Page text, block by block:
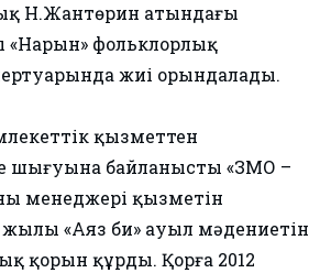
Н.Жантөрин атындағы
«Нарын» фольклорлық
жиі орындалады.
қызметтен
шығуына байланысты «ЗМО –
менеджері қызметін
«Аяз би» ауыл мәдениетін
қорын құрды. Қорға 2012